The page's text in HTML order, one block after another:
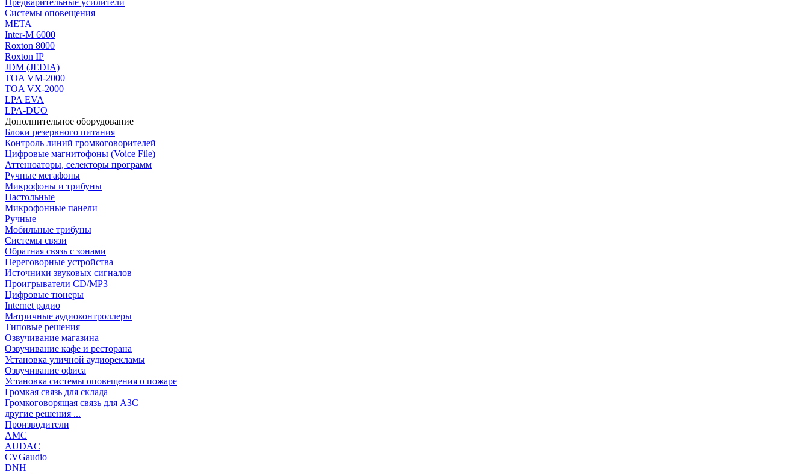
Предварительные усилители
Системы оповещения
МЕТА
Inter-M 6000
Roxton 8000
Roxton IP
JDM (JEDIA)
TOA VM-2000
TOA VX-2000
LPA EVA
LPA-DUO
Дополнительное оборудование
Блоки резервного питания
Контроль линий громкоговорителей
Цифровые магнитофоны (Voice File)
Аттенюаторы, селекторы программ
Ручные мегафоны
Микрофоны и трибуны
Настольные
Микрофонные панели
Ручные
Мобильные трибуны
Системы связи
Обратная связь с зонами
Переговорные устройства
Источники звуковых сигналов
Проигрыватели CD/MP3
Цифровые тюнеры
Internet радио
Матричные аудиоконтроллеры
Типовые решения
Озвучивание магазина
Озвучивание кафе и ресторана
Установка уличной аудиорекламы
Озвучивание офиса
Установка системы оповещения о пожаре
Громкая связь для склада
Громкоговорящая связь для АЗС
другие решения ...
Производители
AMC
AUDAC
CVGaudio
DNH